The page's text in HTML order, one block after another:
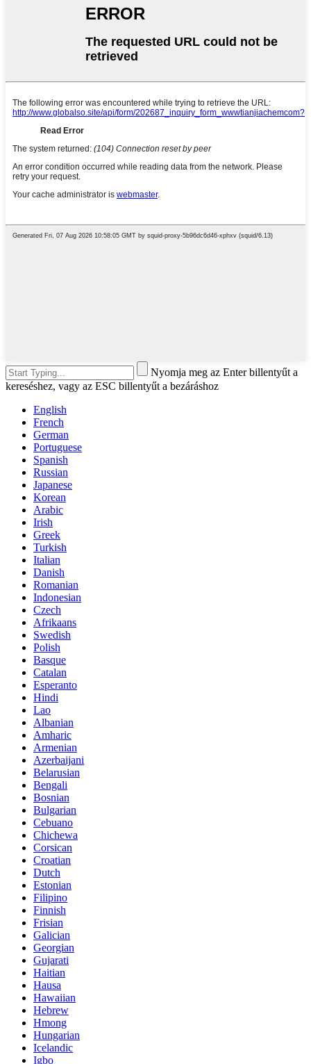
Nyomja meg az Enter billentyűt a
kereséshez, vagy az ESC billentyűt a bezáráshoz
English
French
German
Portuguese
Spanish
Russian
Japanese
Korean
Arabic
Irish
Greek
Turkish
Italian
Danish
Romanian
Indonesian
Czech
Afrikaans
Swedish
Polish
Basque
Catalan
Esperanto
Hindi
Lao
Albanian
Amharic
Armenian
Azerbaijani
Belarusian
Bengali
Bosnian
Bulgarian
Cebuano
Chichewa
Corsican
Croatian
Dutch
Estonian
Filipino
Finnish
Frisian
Galician
Georgian
Gujarati
Haitian
Hausa
Hawaiian
Hebrew
Hmong
Hungarian
Icelandic
Igbo